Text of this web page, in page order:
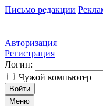
Письмо редакции
Авторизация
Регистрация
Логин:
Чужой компьютер
Войти
Меню